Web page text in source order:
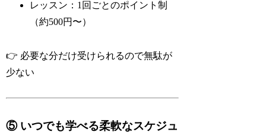
レッスン：1回ごとのポイント制
（約500円〜）
👉 必要な分だけ受けられるので無駄が
少ない
⑤ いつでも学べる柔軟なスケジュ